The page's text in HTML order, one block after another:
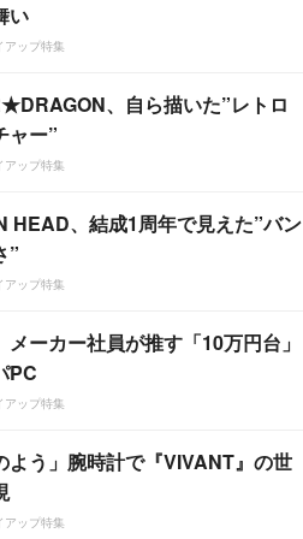
い
アップ特集
、自ら描いた”レトロ
ャー”
アップ特集
HEAD、結成1周年で見えた”バン
”
アップ特集
メーカー社員が推す「10万円台」
PC
アップ特集
よう」腕時計で『VIVANT』の世
アップ特集